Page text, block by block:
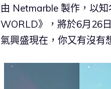
由 Netmarble 製作，以
WORLD》，將於6月26
氣興盛現在，你又有沒有